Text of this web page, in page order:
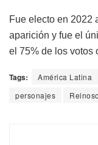
Fue electo en 2022
aparición y fue el
el 75% de los votos
Tags: América Latina
personajes
Reinoso